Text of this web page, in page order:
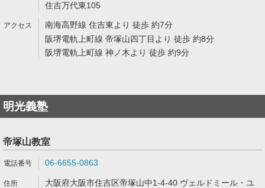
住吉万代東105
南海高野線 住吉東より 徒歩 約7分
阪堺電軌上町線 帝塚山四丁目より 徒歩 約8分
阪堺電軌上町線 神ノ木より 徒歩 約9分
明光義塾
帝塚山教室
06-6655-0863
大阪府大阪市住吉区帝塚山中1-4-40 ヴェルドミール・ユ